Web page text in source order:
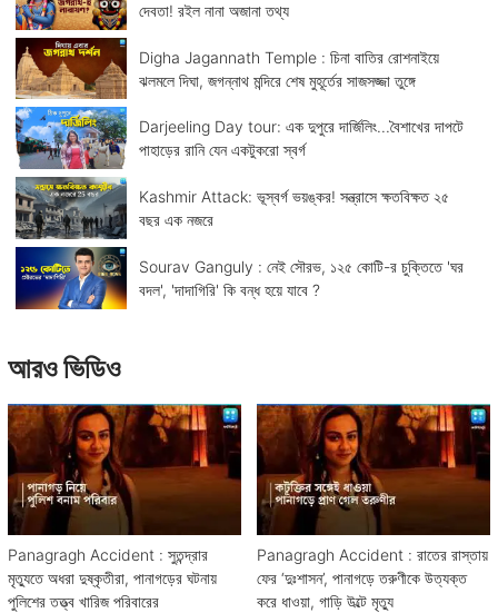
দেবতা! রইল নানা অজানা তথ্য
Digha Jagannath Temple : চিনা বাতির রোশনাইয়ে
ঝলমলে দিঘা, জগন্নাথ মন্দিরে শেষ মুহূর্তের সাজসজ্জা তুঙ্গে
Darjeeling Day tour: এক দুপুরে দার্জিলিং...বৈশাখের দাপটে
পাহাড়ের রানি যেন একটুকরো স্বর্গ
Kashmir Attack: ভূস্বর্গ ভয়ঙ্কর! সন্ত্রাসে ক্ষতবিক্ষত ২৫
বছর এক নজরে
Sourav Ganguly : নেই সৌরভ, ১২৫ কোটি-র চুক্তিতে 'ঘর
বদল', 'দাদাগিরি' কি বন্ধ হয়ে যাবে ?
আরও ভিডিও
Panagragh Accident : সুতন্দ্রার
মৃত্যুতে অধরা দুষ্কৃতীরা, পানাগড়ের ঘটনায়
পুলিশের তত্ত্ব খারিজ পরিবারের
Panagragh Accident : রাতের রাস্তায়
ফের ‘দুঃশাসন’, পানাগড়ে তরুণীকে উত্যক্ত
করে ধাওয়া, গাড়ি উল্টে মৃত্যু